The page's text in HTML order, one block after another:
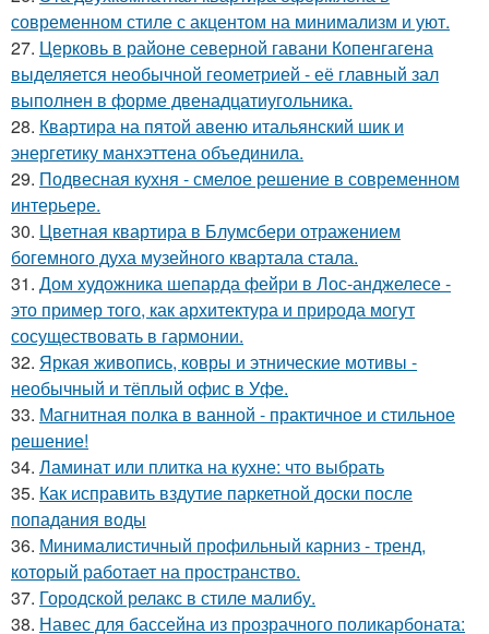
современном стиле с акцентом на минимализм и уют.
27. Церковь в районе северной гавани Копенгагена
выделяется необычной геометрией - её главный зал
выполнен в форме двенадцатиугольника.
28. Квартира на пятой авеню итальянский шик и
энергетику манхэттена объединила.
29. Подвесная кухня - смелое решение в современном
интерьере.
30. Цветная квартира в Блумсбери отражением
богемного духа музейного квартала стала.
31. Дом художника шепарда фейри в Лос-анджелесе -
это пример того, как архитектура и природа могут
сосуществовать в гармонии.
32. Яркая живопись, ковры и этнические мотивы -
необычный и тёплый офис в Уфе.
33. Магнитная полка в ванной - практичное и стильное
решение!
34. Ламинат или плитка на кухне: что выбрать
35. Как исправить вздутие паркетной доски после
попадания воды
36. Минималистичный профильный карниз - тренд,
который работает на пространство.
37. Городской релакс в стиле малибу.
38. Навес для бассейна из прозрачного поликарбоната: